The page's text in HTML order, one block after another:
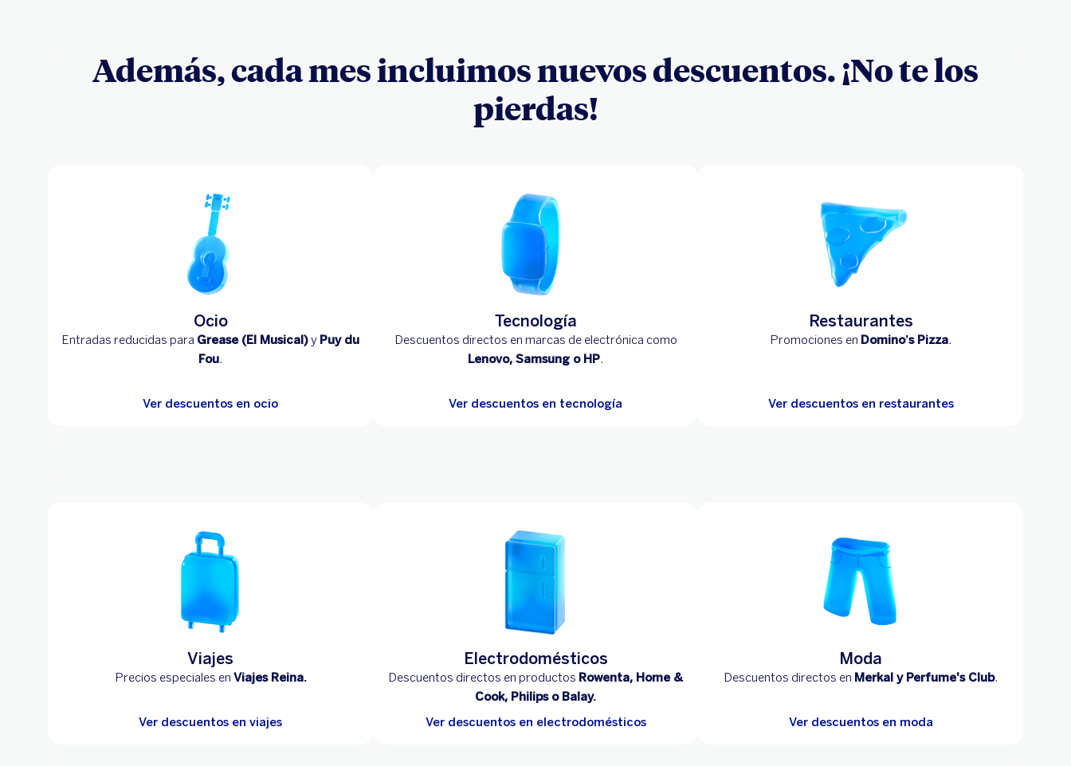
Además, cada mes incluimos nuevos descuentos. ¡No te los
pierdas!
Ocio
Entradas reducidas para Grease (El Musical)y Puy du
Fou.
Ver descuentos en ocio
Tecnología
Descuentos directos en marcas de electrónica como
Lenovo, Samsung o HP.
Ver descuentos en tecnología
Restaurantes
Promociones en Domino’s Pizza.
Ver descuentos en restaurantes
Viajes
Precios especiales en Viajes Reina.
Ver descuentos en viajes
Electrodomésticos
Descuentos directos en productos Rowenta, Home &
Cook, Philips o Balay.
Ver descuentos en electrodomésticos
Moda
Descuentos directos en Merkal y Perfume's Club.
Ver descuentos en moda